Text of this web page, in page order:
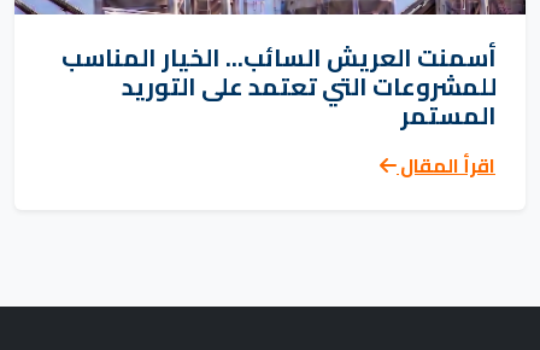
أسمنت العريش السائب... الخيار المناسب
للمشروعات التي تعتمد على التوريد
المستمر
اقرأ المقال